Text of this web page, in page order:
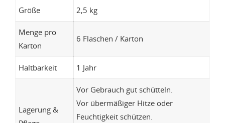
Größe
2,5 kg
Menge pro
Karton
6 Flaschen / Karton
Haltbarkeit 1 Jahr
Lagerung &
Vor Gebrauch gut schütteln.
Vor übermäßiger Hitze oder
Feuchtigkeit schützen.